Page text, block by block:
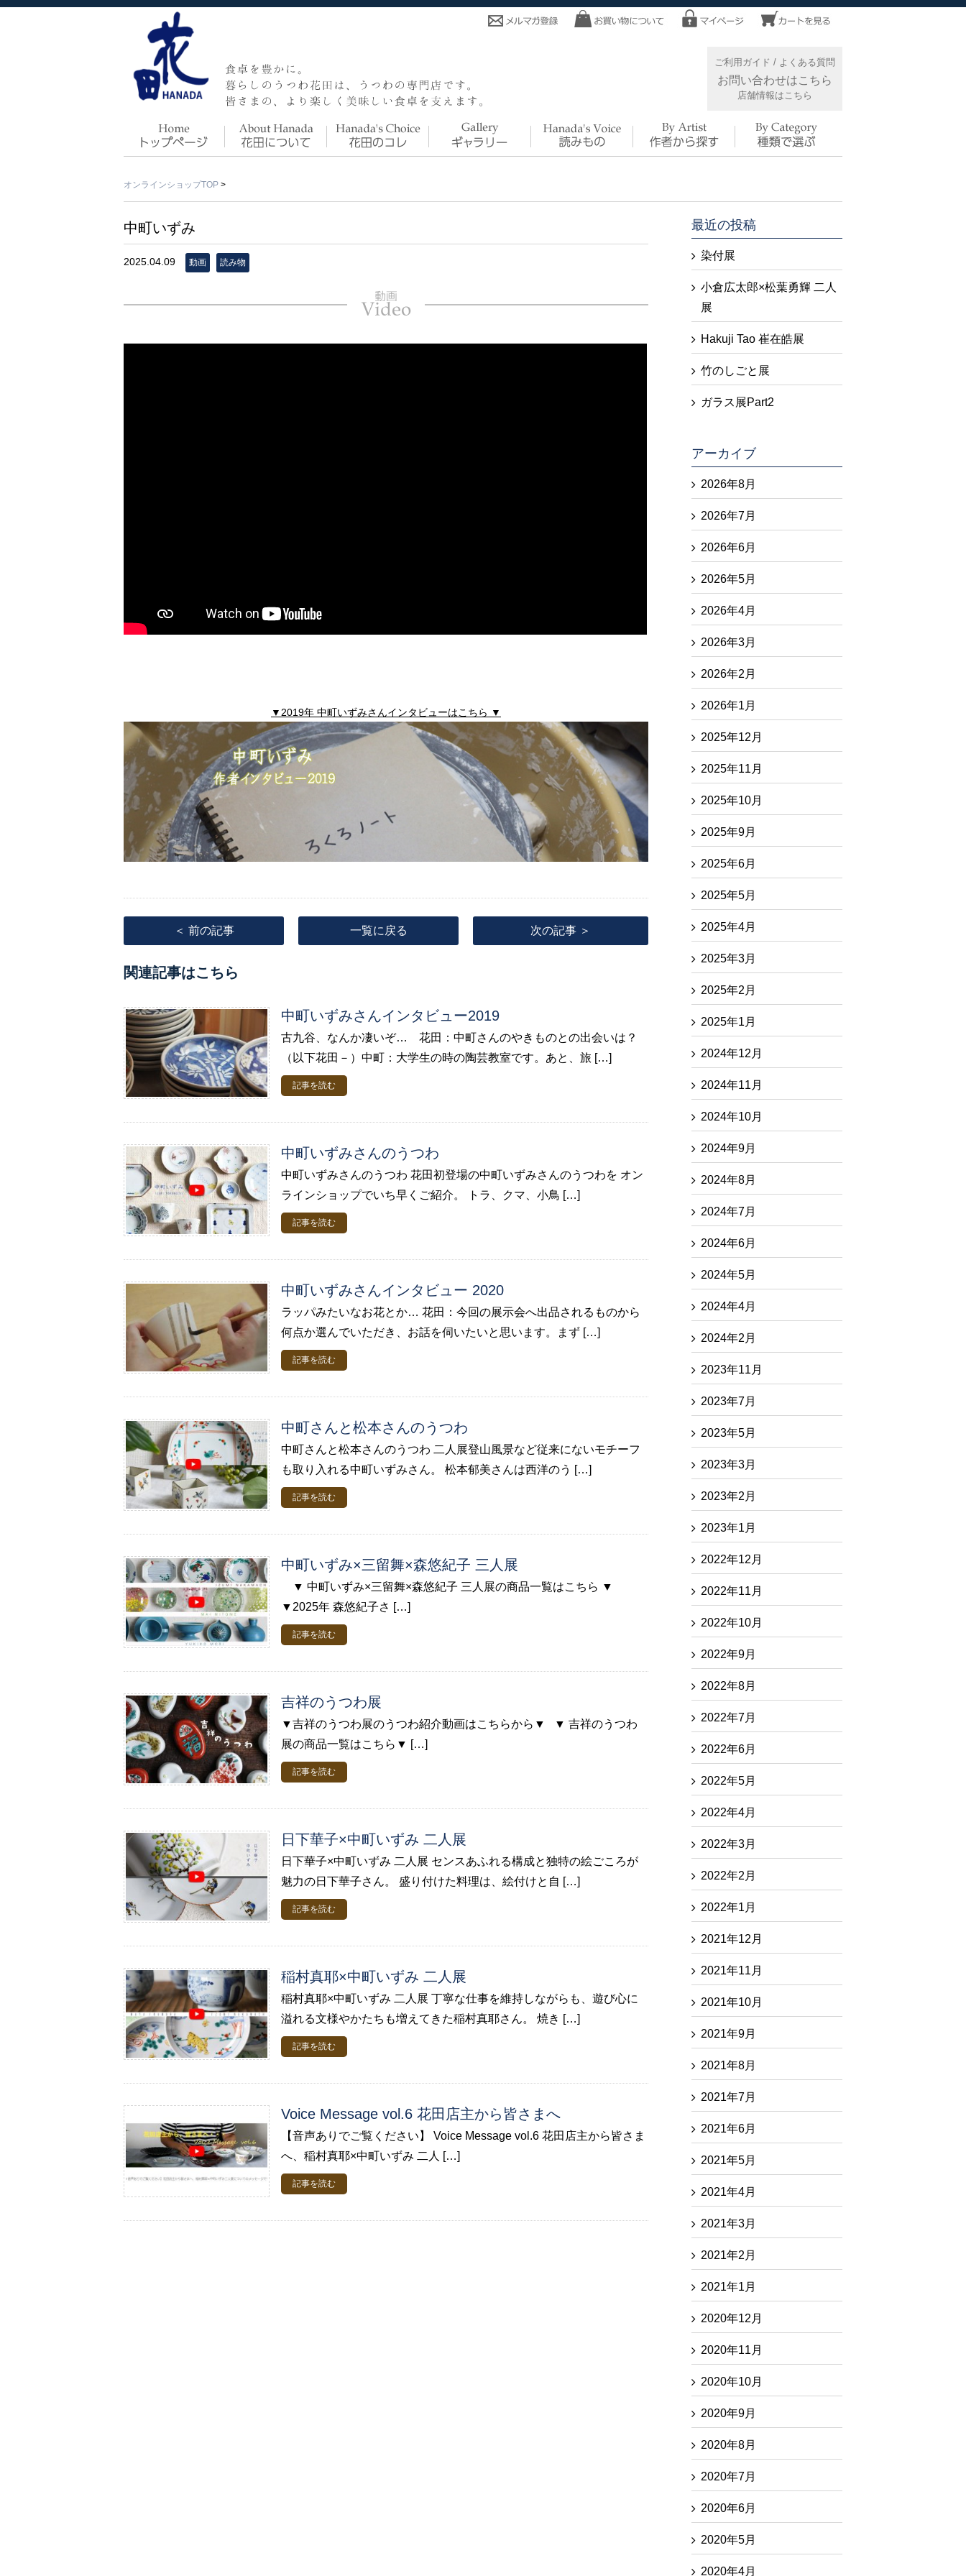
ご利用ガイド / よくある質問
お問い合わせはこちら
店舗情報はこちら
オンラインショップTOP >
中町いずみ
2025.04.09 動画 読み物
▼2019年 中町いずみさんインタビューはこちら ▼
＜ 前の記事 一覧に戻る 次の記事 ＞
関連記事はこちら
中町いずみさんインタビュー2019
古九谷、なんか凄いぞ… 花田：中町さんのやきものとの出会いは？
（以下花田－）中町：大学生の時の陶芸教室です。あと、旅 […]
記事を読む
中町いずみさんのうつわ
中町いずみさんのうつわ 花田初登場の中町いずみさんのうつわを オン
ラインショップでいち早くご紹介。 トラ、クマ、小鳥 […]
記事を読む
中町いずみさんインタビュー 2020
ラッパみたいなお花とか… 花田：今回の展示会へ出品されるものから
何点か選んでいただき、お話を伺いたいと思います。まず […]
記事を読む
中町さんと松本さんのうつわ
中町さんと松本さんのうつわ 二人展登山風景など従来にないモチーフ
も取り入れる中町いずみさん。 松本郁美さんは西洋のう […]
記事を読む
中町いずみ×三留舞×森悠紀子 三人展
▼ 中町いずみ×三留舞×森悠紀子 三人展の商品一覧はこちら ▼
▼2025年 森悠紀子さ […]
記事を読む
吉祥のうつわ展
▼吉祥のうつわ展のうつわ紹介動画はこちらから▼ ▼ 吉祥のうつわ
展の商品一覧はこちら▼ […]
記事を読む
日下華子×中町いずみ 二人展
日下華子×中町いずみ 二人展 センスあふれる構成と独特の絵ごころが
魅力の日下華子さん。 盛り付けた料理は、絵付けと自 […]
記事を読む
稲村真耶×中町いずみ 二人展
稲村真耶×中町いずみ 二人展 丁寧な仕事を維持しながらも、遊び心に
溢れる文様やかたちも増えてきた稲村真耶さん。 焼き […]
記事を読む
Voice Message vol.6 花田店主から皆さまへ
【音声ありでご覧ください】 Voice Message vol.6 花田店主から皆さま
へ、稲村真耶×中町いずみ 二人 […]
記事を読む
最近の投稿
染付展
小倉広太郎×松葉勇輝 二人
展
Hakuji Tao 崔在皓展
竹のしごと展
ガラス展Part2
アーカイブ
2026年8月
2026年7月
2026年6月
2026年5月
2026年4月
2026年3月
2026年2月
2026年1月
2025年12月
2025年11月
2025年10月
2025年9月
2025年6月
2025年5月
2025年4月
2025年3月
2025年2月
2025年1月
2024年12月
2024年11月
2024年10月
2024年9月
2024年8月
2024年7月
2024年6月
2024年5月
2024年4月
2024年2月
2023年11月
2023年7月
2023年5月
2023年3月
2023年2月
2023年1月
2022年12月
2022年11月
2022年10月
2022年9月
2022年8月
2022年7月
2022年6月
2022年5月
2022年4月
2022年3月
2022年2月
2022年1月
2021年12月
2021年11月
2021年10月
2021年9月
2021年8月
2021年7月
2021年6月
2021年5月
2021年4月
2021年3月
2021年2月
2021年1月
2020年12月
2020年11月
2020年10月
2020年9月
2020年8月
2020年7月
2020年6月
2020年5月
2020年4月